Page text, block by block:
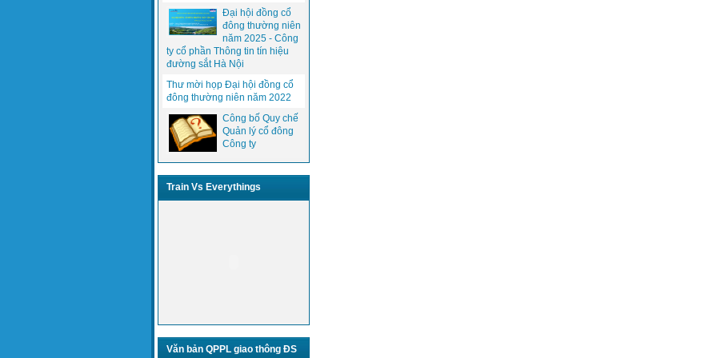
Đại hội đồng cổ
đông thường niên
năm 2025 - Công
ty cổ phần Thông tin tín hiệu
đường sắt Hà Nội
Thư mời họp Đại hội đồng cổ
đông thường niên năm 2022
Công bố Quy chế
Quản lý cổ đông
Công ty
Train Vs Everythings
Văn bản QPPL giao thông ĐS